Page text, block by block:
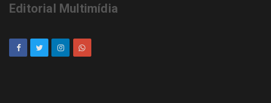
Editorial Multimídia